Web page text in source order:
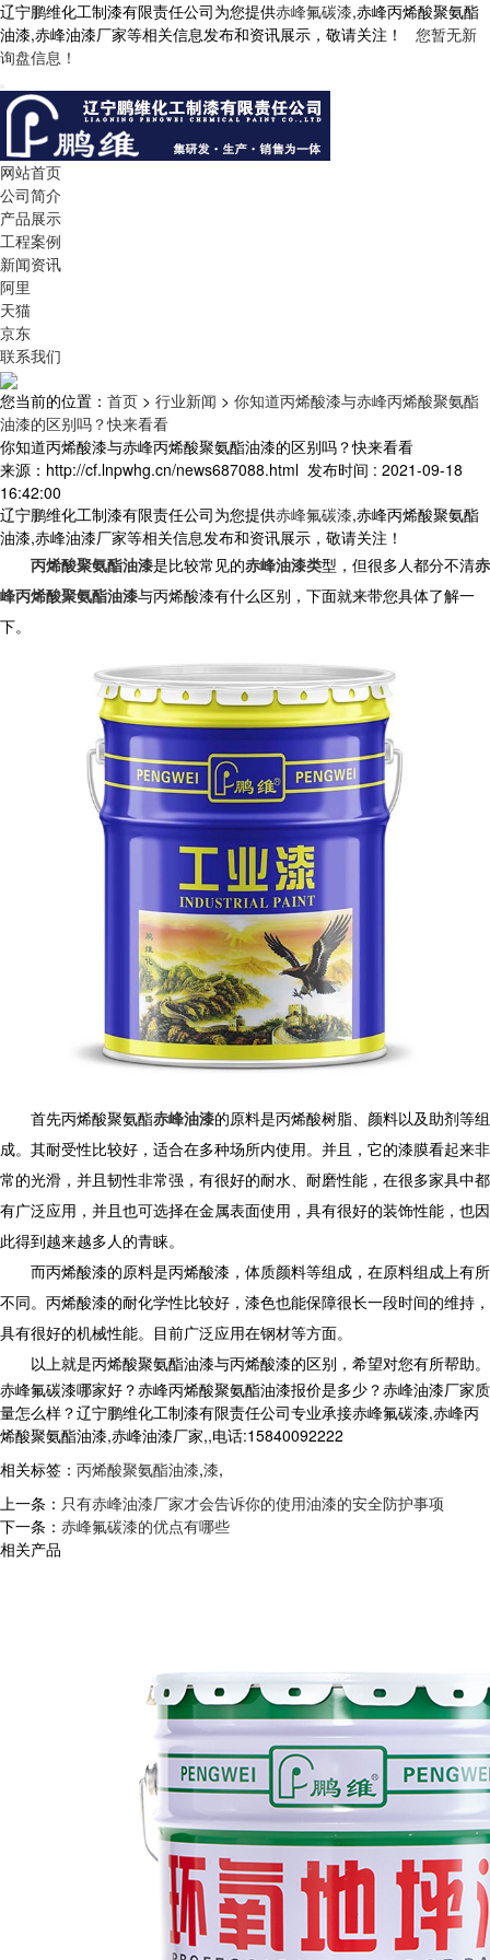
辽宁鹏维化工制漆有限责任公司为您提供赤峰氟碳漆,赤峰丙烯酸聚氨酯
油漆,赤峰油漆厂家等相关信息发布和资讯展示，敬请关注！ 您暂无新
询盘信息！
网站首页
公司简介
产品展示
工程案例
新闻资讯
阿里
天猫
京东
联系我们
您当前的位置： 首页 > 行业新闻 > 你知道丙烯酸漆与赤峰丙烯酸聚氨酯
油漆的区别吗？快来看看
你知道丙烯酸漆与赤峰丙烯酸聚氨酯油漆的区别吗？快来看看
来源：http://cf.lnpwhg.cn/news687088.html 发布时间 : 2021-09-18
16:42:00
辽宁鹏维化工制漆有限责任公司为您提供赤峰氟碳漆,赤峰丙烯酸聚氨酯
油漆,赤峰油漆厂家等相关信息发布和资讯展示，敬请关注！
丙烯酸聚氨酯油漆是比较常见的赤峰油漆类型，但很多人都分不清赤
峰丙烯酸聚氨酯油漆与丙烯酸漆有什么区别，下面就来带您具体了解一
下。
首先丙烯酸聚氨酯赤峰油漆的原料是丙烯酸树脂、颜料以及助剂等组
成。其耐受性比较好，适合在多种场所内使用。并且，它的漆膜看起来非
常的光滑，并且韧性非常强，有很好的耐水、耐磨性能，在很多家具中都
有广泛应用，并且也可选择在金属表面使用，具有很好的装饰性能，也因
此得到越来越多人的青睐。
而丙烯酸漆的原料是丙烯酸漆，体质颜料等组成，在原料组成上有所
不同。丙烯酸漆的耐化学性比较好，漆色也能保障很长一段时间的维持，
具有很好的机械性能。目前广泛应用在钢材等方面。
以上就是丙烯酸聚氨酯油漆与丙烯酸漆的区别，希望对您有所帮助。
赤峰氟碳漆哪家好？赤峰丙烯酸聚氨酯油漆报价是多少？赤峰油漆厂家质
量怎么样？辽宁鹏维化工制漆有限责任公司专业承接赤峰氟碳漆,赤峰丙
烯酸聚氨酯油漆,赤峰油漆厂家,,电话:15840092222
相关标签： 丙烯酸聚氨酯油漆,漆,
上一条： 只有赤峰油漆厂家才会告诉你的使用油漆的安全防护事项
下一条： 赤峰氟碳漆的优点有哪些
相关产品